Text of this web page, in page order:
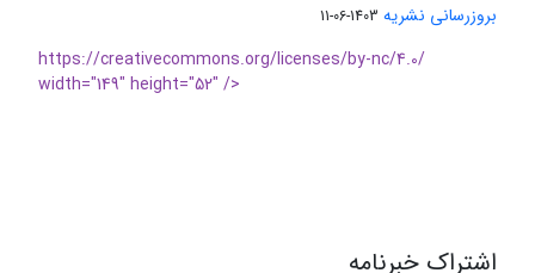
بروزرسانی نشریه 1403-06-11
https://creativecommons.org/licenses/by-nc/4.0/
width="149" height="52" />
اشتراک خبرنامه